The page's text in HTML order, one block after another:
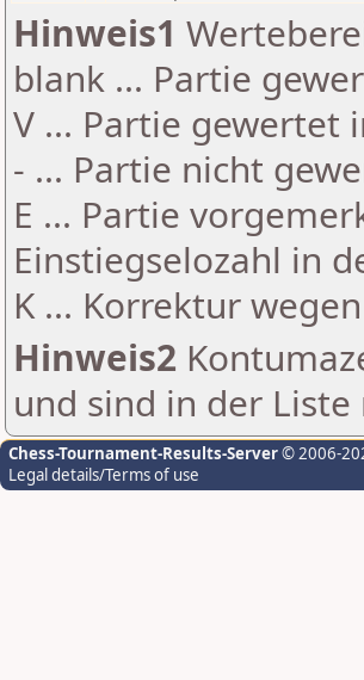
Hinweis1
blank ... Partie
V ... Partie gewertet
- ... Partie nicht
E ... Partie
Einstiegselozahl in
K ... Korrektur
Hinweis2
und sind in der
Chess-Tournament-Results-Server© 2006-
Legal details/Terms of use